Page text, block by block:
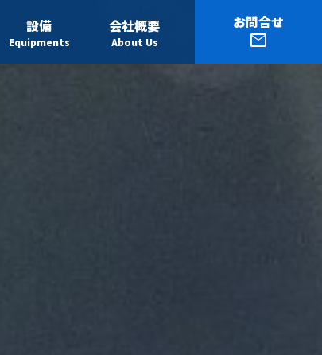
設備
Equipments
会社概要
About Us
お問合せ
mail